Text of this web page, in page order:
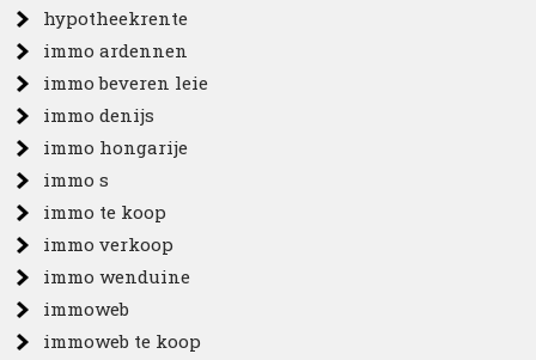
hypotheekrente
immo ardennen
immo beveren leie
immo denijs
immo hongarije
immo s
immo te koop
immo verkoop
immo wenduine
immoweb
immoweb te koop